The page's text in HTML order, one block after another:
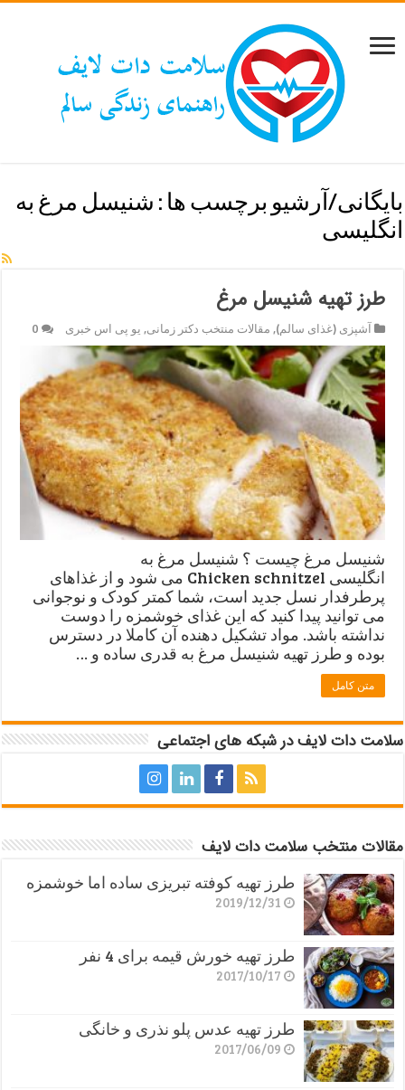
بایگانی/آرشیو برچسب ها : شنیسل مرغ به
انگلیسی
طرز تهیه شنیسل مرغ
آشپزی (غذای سالم), مقالات منتخب دکتر زمانی, یو پی اس خبری 0
شنیسل مرغ چیست ؟ شنیسل مرغ به
انگلیسی Chicken schnitzel می شود و از غذاهای
پرطرفدار نسل جدید است، شما کمتر کودک و نوجوانی
می توانید پیدا کنید که این غذای خوشمزه را دوست
نداشته باشد. مواد تشکیل دهنده آن کاملا در دسترس
بوده و طرز تهیه شنیسل مرغ به قدری ساده و …
متن کامل
سلامت دات لایف در شبکه های اجتماعی
مقالات منتخب سلامت دات لایف
طرز تهیه کوفته تبریزی ساده اما خوشمزه
2019/12/31
طرز تهیه خورش قیمه برای 4 نفر
2017/10/17
طرز تهیه عدس پلو نذری و خانگی
2017/06/09